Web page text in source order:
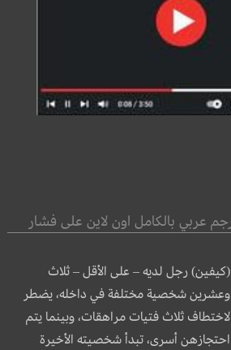
(كيفين) رجل لديه – على الأقل – ثلاث
وعشرين شخصية مختلفة في داخله، يضطر
لاختطاف ثلاث فتيات مراهقات، وبينما يتم
احتجازهن أسرى، تبدأ شخصيته الأخيرة